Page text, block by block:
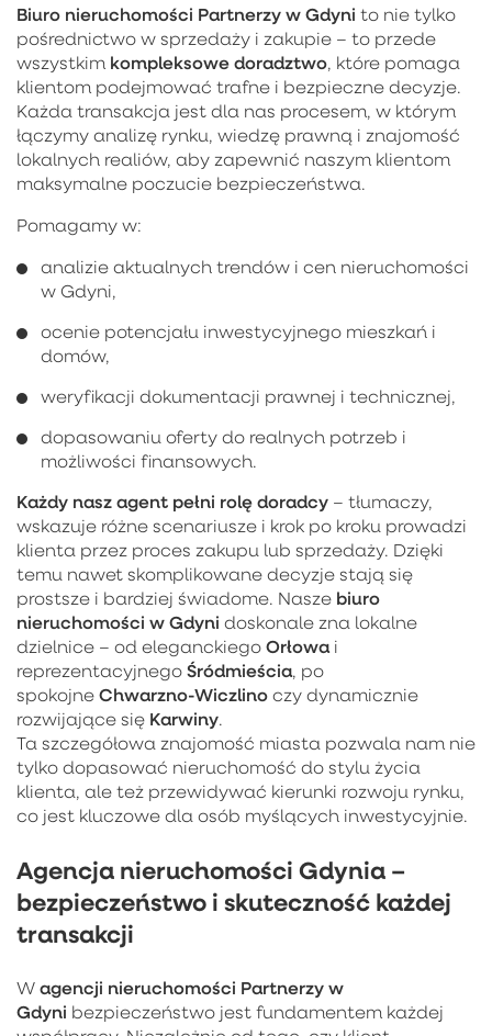
Biuro nieruchomości Partnerzy w Gdyni to nie tylko
pośrednictwo w sprzedaży i zakupie – to przede
wszystkim kompleksowe doradztwo, które pomaga
klientom podejmować trafne i bezpieczne decyzje.
Każda transakcja jest dla nas procesem, w którym
łączymy analizę rynku, wiedzę prawną i znajomość
lokalnych realiów, aby zapewnić naszym klientom
maksymalne poczucie bezpieczeństwa.
Pomagamy w:
analizie aktualnych trendów i cen nieruchomości
w Gdyni,
ocenie potencjału inwestycyjnego mieszkań i
domów,
weryfikacji dokumentacji prawnej i technicznej,
dopasowaniu oferty do realnych potrzeb i
możliwości finansowych.
Każdy nasz agent pełni rolę doradcy – tłumaczy,
wskazuje różne scenariusze i krok po kroku prowadzi
klienta przez proces zakupu lub sprzedaży. Dzięki
temu nawet skomplikowane decyzje stają się
prostsze i bardziej świadome. Nasze biuro
nieruchomości w Gdyni doskonale zna lokalne
dzielnice – od eleganckiego Orłowa i
reprezentacyjnego Śródmieścia, po
spokojne Chwarzno-Wiczlino czy dynamicznie
rozwijające się Karwiny.
Ta szczegółowa znajomość miasta pozwala nam nie
tylko dopasować nieruchomość do stylu życia
klienta, ale też przewidywać kierunki rozwoju rynku,
co jest kluczowe dla osób myślących inwestycyjnie.
Agencja nieruchomości Gdynia –
bezpieczeństwo i skuteczność każdej
transakcji
W agencji nieruchomości Partnerzy w
Gdyni bezpieczeństwo jest fundamentem każdej